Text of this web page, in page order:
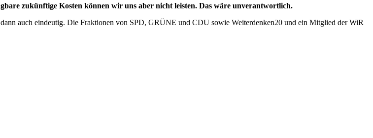
zukünftige Kosten können wir uns aber nicht leisten. Das wäre unverantwortlich.
auch eindeutig. Die Fraktionen von SPD, GRÜNE und CDU sowie Weiterdenken20 und ein Mitglied der WiR